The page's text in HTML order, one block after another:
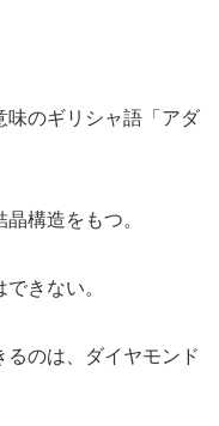
味のギリシャ語「アダ
構造をもつ。
きない。
るのは、ダイヤモンド